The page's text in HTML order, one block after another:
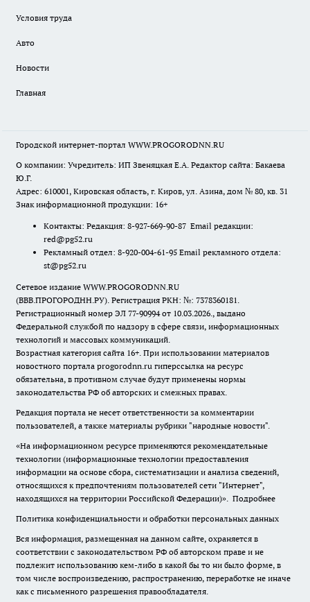
Условия труда
Авто
Новости
Главная
Городской интернет-портал WWW.PROGORODNN.RU
О компании: Учредитель: ИП Звеняцкая Е.А. Редактор сайта: Бакаева
Ю.Г.
Адрес: 610001, Кировская область, г. Киров, ул. Азина, дом № 80, кв. 31
Знак информационной продукции: 16+
Контакты: Редакция: 8-927-669-90-87 Email редакции:
red@pg52.ru
Рекламный отдел: 8-920-004-61-95 Email рекламного отдела:
st@pg52.ru
Сетевое издание WWW.PROGORODNN.RU
(ВВВ.ПРОГОРОДНН.РУ). Регистрация РКН: №: 7378360181.
Регистрационный номер ЭЛ 77-90994 от 10.03.2026., выдано
Федеральной службой по надзору в сфере связи, информационных
технологий и массовых коммуникаций.
Возрастная категория сайта 16+. При использовании материалов
новостного портала progorodnn.ru гиперссылка на ресурс
обязательна, в противном случае будут применены нормы
законодательства РФ об авторских и смежных правах.
Редакция портала не несет ответственности за комментарии
пользователей, а также материалы рубрики "народные новости".
«На информационном ресурсе применяются рекомендательные
технологии (информационные технологии предоставления
информации на основе сбора, систематизации и анализа сведений,
относящихся к предпочтениям пользователей сети "Интернет",
находящихся на территории Российской Федерации)». Подробнее
Политика конфиденциальности и обработки персональных данных
Вся информация, размещенная на данном сайте, охраняется в
соответствии с законодательством РФ об авторском праве и не
подлежит использованию кем-либо в какой бы то ни было форме, в
том числе воспроизведению, распространению, переработке не иначе
как с письменного разрешения правообладателя.